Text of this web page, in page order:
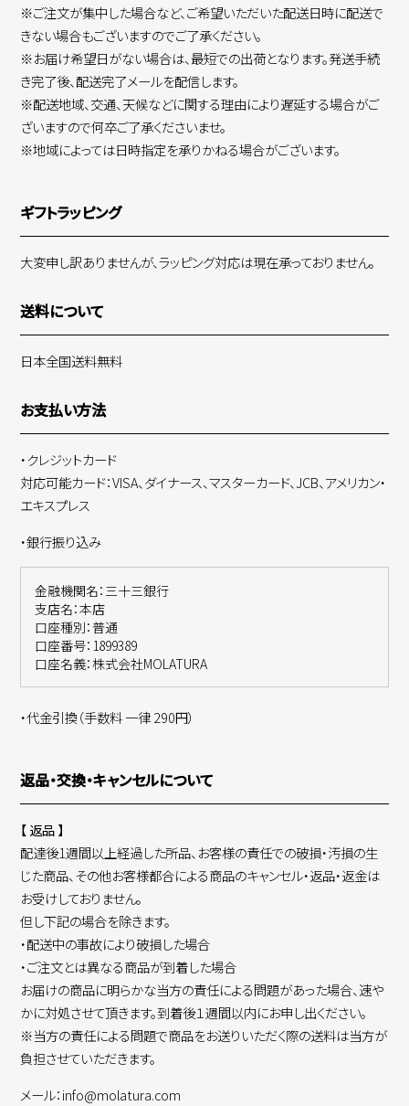
※ご注文が集中した場合など、ご希望いただいた配送日時に配送で
きない場合もございますのでご了承ください。
※お届け希望日がない場合は、最短での出荷となります。発送手続
き完了後、配送完了メールを配信します。
※配送地域、交通、天候などに関する理由により遅延する場合がご
ざいますので何卒ご了承くださいませ。
※地域によっては日時指定を承りかねる場合がございます。
ギフトラッピング
大変申し訳ありませんが、ラッピング対応は現在承っておりません。
送料について
日本全国送料無料
お支払い方法
・クレジットカード
対応可能カード：VISA、ダイナース、マスターカード、JCB、アメリカン・
エキスプレス
・銀行振り込み
金融機関名：三十三銀行
支店名：本店
口座種別：普通
口座番号：1899389
口座名義：株式会社MOLATURA
・代金引換（手数料 一律 290円）
返品・交換・キャンセルについて
【 返品 】
配達後1週間以上経過した所品、お客様の責任での破損・汚損の生
じた商品、その他お客様都合による商品のキャンセル・返品・返金は
お受けしておりません。
但し下記の場合を除きます。
・配送中の事故により破損した場合
・ご注文とは異なる商品が到着した場合
お届けの商品に明らかな当方の責任による問題があった場合、速や
かに対処させて頂きます。到着後１週間以内にお申し出ください。
※当方の責任による問題で商品をお送りいただく際の送料は当方が
負担させていただきます。
メール：info@molatura.com